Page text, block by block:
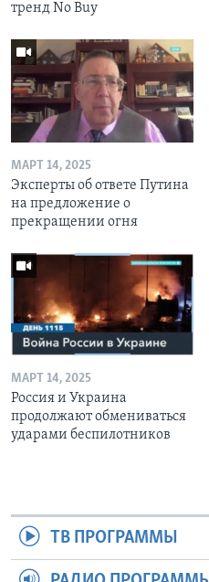
тренд No Buy
МАРТ 14, 2025
Эксперты об ответе Путина
на предложение о
прекращении огня
МАРТ 14, 2025
Россия и Украина
продолжают обмениваться
ударами беспилотников
ТВ ПРОГРАММЫ